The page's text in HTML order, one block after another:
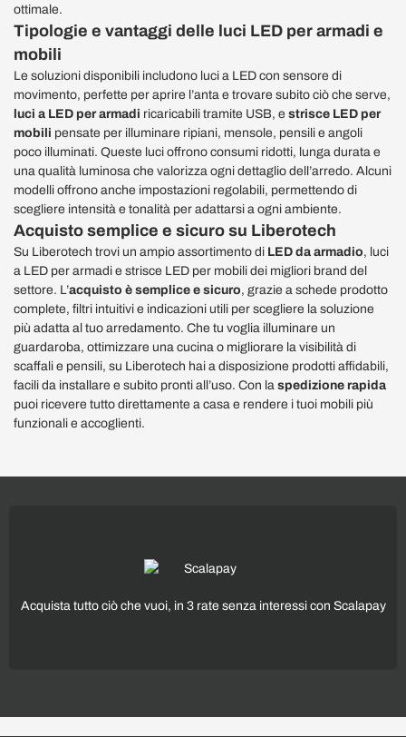
ottimale.
Tipologie e vantaggi delle luci LED per armadi e
mobili
Le soluzioni disponibili includono luci a LED con sensore di
movimento, perfette per aprire l’anta e trovare subito ciò che serve,
luci a LED per armadi ricaricabili tramite USB, e strisce LED per
mobili pensate per illuminare ripiani, mensole, pensili e angoli
poco illuminati. Queste luci offrono consumi ridotti, lunga durata e
una qualità luminosa che valorizza ogni dettaglio dell’arredo. Alcuni
modelli offrono anche impostazioni regolabili, permettendo di
scegliere intensità e tonalità per adattarsi a ogni ambiente.
Acquisto semplice e sicuro su Liberotech
Su Liberotech trovi un ampio assortimento di LED da armadio, luci
a LED per armadi e strisce LED per mobili dei migliori brand del
settore. L’acquisto è semplice e sicuro, grazie a schede prodotto
complete, filtri intuitivi e indicazioni utili per scegliere la soluzione
più adatta al tuo arredamento. Che tu voglia illuminare un
guardaroba, ottimizzare una cucina o migliorare la visibilità di
scaffali e pensili, su Liberotech hai a disposizione prodotti affidabili,
facili da installare e subito pronti all’uso. Con la spedizione rapida
puoi ricevere tutto direttamente a casa e rendere i tuoi mobili più
funzionali e accoglienti.
Acquista tutto ciò che vuoi, in 3 rate senza interessi con Scalapay